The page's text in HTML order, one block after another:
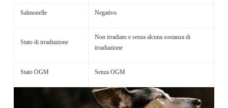
Salmonelle Negativo
Stato di irradiazione
Non irradiato e senza alcuna sostanza di
irradiazione
Stato OGM Senza OGM